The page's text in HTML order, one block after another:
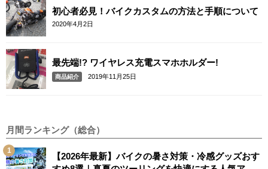
初心者必見！バイクカスタムの方法と手順について
2020年4月2日
最先端!? ワイヤレス充電スマホホルダー!
商品紹介 2019年11月25日
月間ランキング（総合）
【2026年最新】バイクの暑さ対策・冷感グッズおす